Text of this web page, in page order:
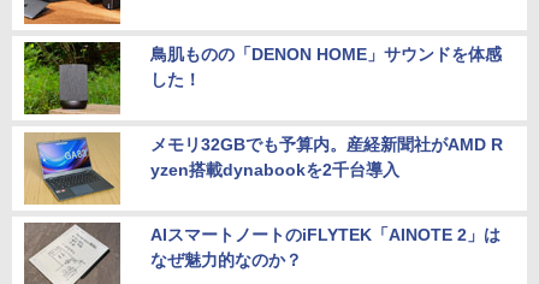
鳥肌ものの「DENON HOME」サウンドを体感
した！
メモリ32GBでも予算内。産経新聞社がAMD R
yzen搭載dynabookを2千台導入
AIスマートノートのiFLYTEK「AINOTE 2」は
なぜ魅力的なのか？